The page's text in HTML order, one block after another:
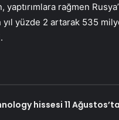
rağmen
yüzde 2 artarak 535
hissesi 11